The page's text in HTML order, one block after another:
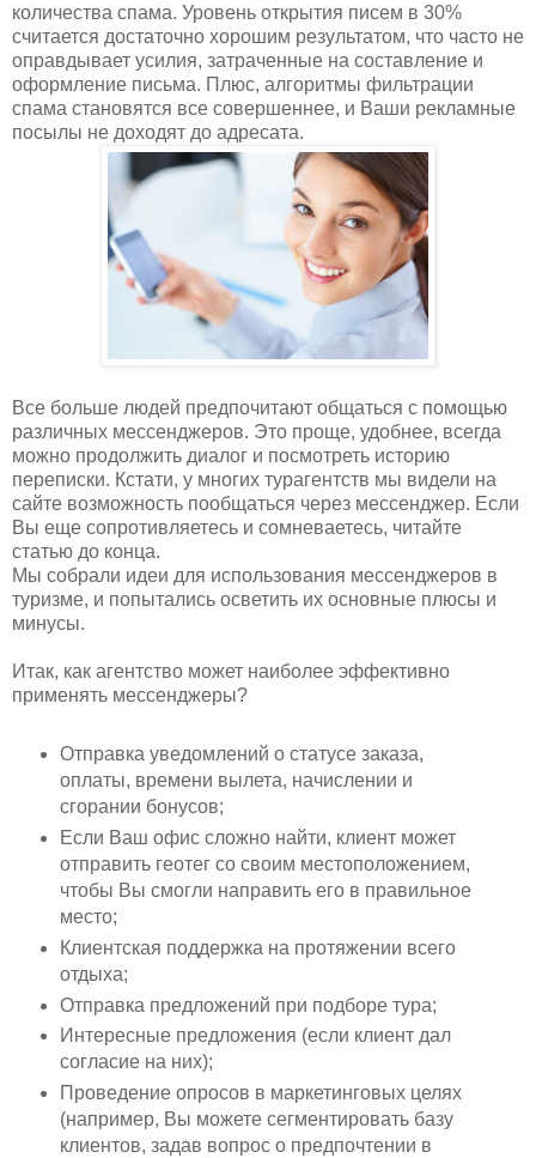
количества спама. Уровень открытия писем в 30%
считается достаточно хорошим результатом, что часто не
оправдывает усилия, затраченные на составление и
оформление письма. Плюс, алгоритмы фильтрации
спама становятся все совершеннее, и Ваши рекламные
посылы не доходят до адресата.
Все больше людей предпочитают общаться с помощью
различных мессенджеров. Это проще, удобнее, всегда
можно продолжить диалог и посмотреть историю
переписки. Кстати, у многих турагентств мы видели на
сайте возможность пообщаться через мессенджер. Если
Вы еще сопротивляетесь и сомневаетесь, читайте
статью до конца.
Мы собрали идеи для использования мессенджеров в
туризме, и попытались осветить их основные плюсы и
минусы.
Итак, как агентство может наиболее эффективно
применять мессенджеры?
Отправка уведомлений о статусе заказа,
оплаты, времени вылета, начислении и
сгорании бонусов;
Если Ваш офис сложно найти, клиент может
отправить геотег со своим местоположением,
чтобы Вы смогли направить его в правильное
место;
Клиентская поддержка на протяжении всего
отдыха;
Отправка предложений при подборе тура;
Интересные предложения (если клиент дал
согласие на них);
Проведение опросов в маркетинговых целях
(например, Вы можете сегментировать базу
клиентов, задав вопрос о предпочтении в